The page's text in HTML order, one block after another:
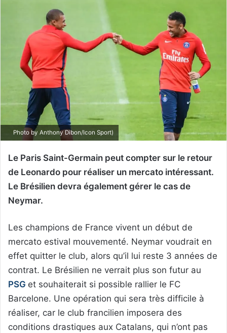
Photo by Anthony Dibon/Icon Sport)
Le Paris Saint-Germain peut compter sur le retour
de Leonardo pour réaliser un mercato intéressant.
Le Brésilien devra également gérer le cas de
Neymar.
Les champions de France vivent un début de
mercato estival mouvementé. Neymar voudrait en
effet quitter le club, alors qu’il lui reste 3 années de
contrat. Le Brésilien ne verrait plus son futur au
PSG et souhaiterait si possible rallier le FC
Barcelone. Une opération qui sera très difficile à
réaliser, car le club francilien imposera des
conditions drastiques aux Catalans, qui n’ont pas